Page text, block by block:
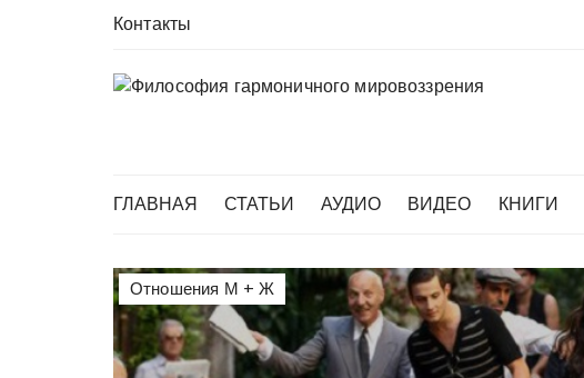
Контакты
ГЛАВНАЯ СТАТЬИ АУДИО ВИДЕО КНИГИ
Отношения М + Ж